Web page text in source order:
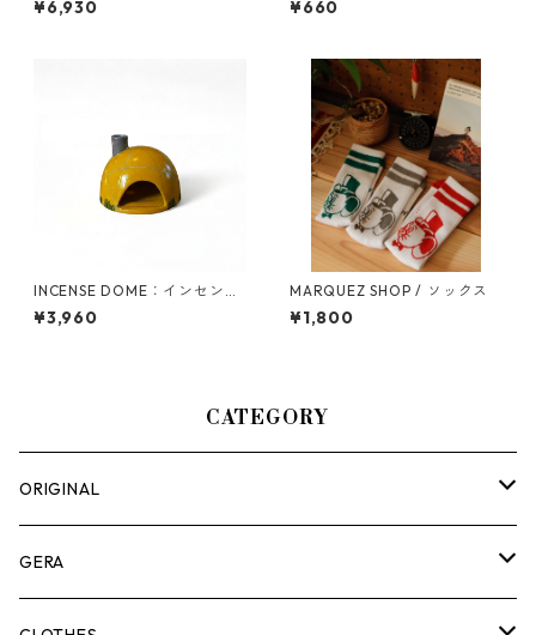
¥6,930 ¥660
INCENSE DOME：インセンス
ドーム｢テント｣
¥3,960
MARQUEZ SHOP / ソックス
¥1,800
CATEGORY
ORIGINAL
ASOMATOUS
HANGBURGER（ハングバーガー）
GERA